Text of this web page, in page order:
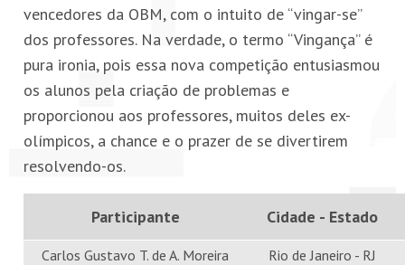
vencedores da OBM, com o intuito de “vingar-se”
dos professores. Na verdade, o termo “Vingança” é
pura ironia, pois essa nova competição entusiasmou
os alunos pela criação de problemas e
proporcionou aos professores, muitos deles ex-
olímpicos, a chance e o prazer de se divertirem
resolvendo-os.
Participante Cidade - Estado
Carlos Gustavo T. de A. Moreira
Rio de Janeiro - RJ